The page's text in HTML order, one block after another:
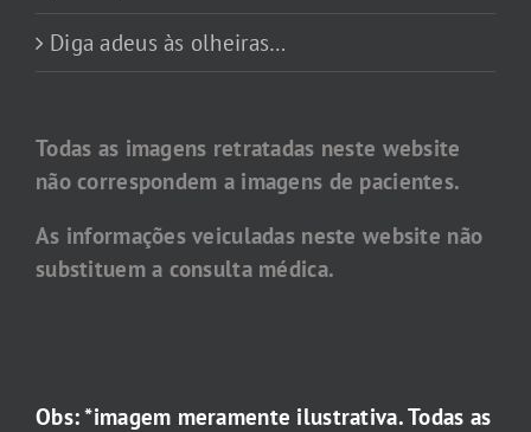
Diga adeus às olheiras…
Todas as imagens retratadas neste website
não correspondem a imagens de pacientes.
As informações veiculadas neste website não
substituem a consulta médica.
Obs: *imagem meramente ilustrativa. Todas as